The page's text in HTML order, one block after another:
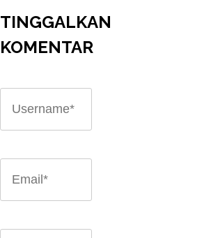
TINGGALKAN
KOMENTAR